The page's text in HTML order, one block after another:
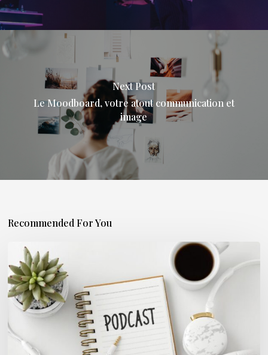
Next Post
Le Moodboard, votre atout communication et
image
Recommended For You
Marketing
musical
:
Comment
développer
une
stratégie